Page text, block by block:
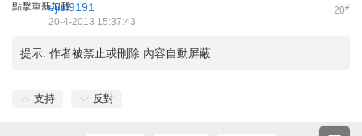
點擊重新加載 20#
ejial9191
20-4-2013 15:37:43
提示: 作者被禁止或刪除 內容自動屏蔽
支持 反對